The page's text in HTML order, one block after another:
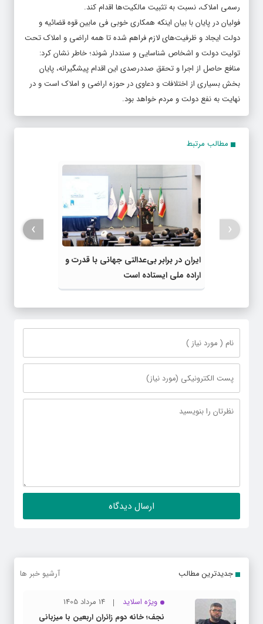
رسمی املاک، نسبت به تثبیت مالکیت‌ها اقدام کند.
فولیان در پایان با بیان اینکه همکاری خوبی فی مابین قوه قضائیه و
دولت ایجاد و ظرفیت‌های لازم فراهم شده تا همه اراضی و املاک تحت
تولیت دولت و اشخاص شناسایی و سنددار شوند؛ خاطر نشان کرد:
منافع حاصل از اجرا و تحقق صددرصدی این اقدام پیشگیرانه، پایان
بخش بسیاری از اختلافات و دعاوی در حوزه اراضی و املاک است و در
نهایت به نفع دولت و مردم خواهد بود.
مطالب مرتبط
ایران در برابر بی‌عدالتی جهانی با قدرت و
اراده ملی ایستاده است
‹
›
جدیدترین مطالب آرشیو خبر ها
ویژه اسلاید
14 مرداد 1405
نجف؛ خانه دوم زائران اربعین با میزبانی